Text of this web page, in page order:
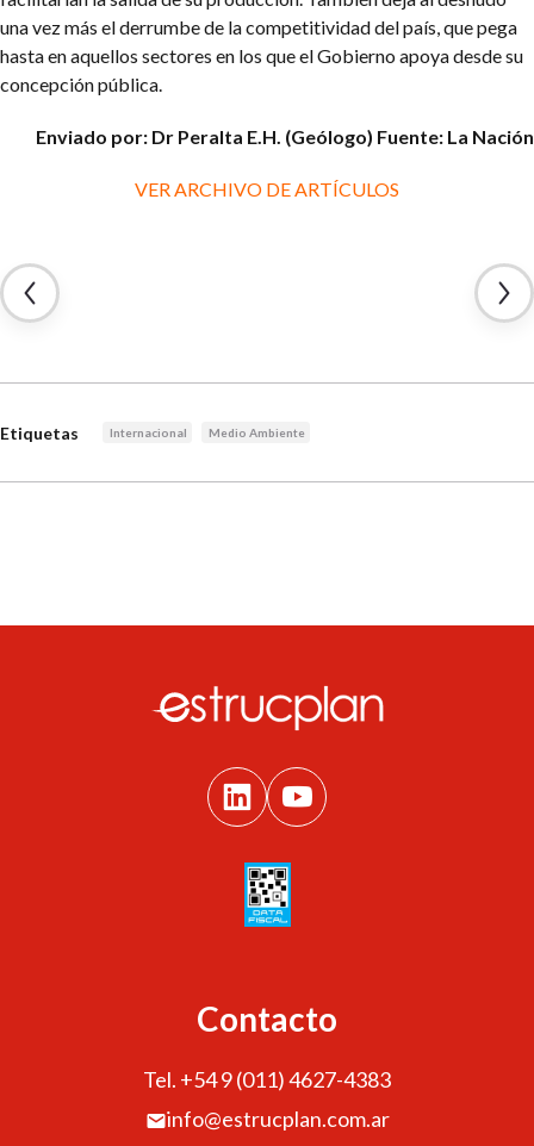
una vez más el derrumbe de la competitividad del país, que pega
hasta en aquellos sectores en los que el Gobierno apoya desde su
concepción pública.
Enviado por: Dr Peralta E.H. (Geólogo) Fuente: La Nación
VER ARCHIVO DE ARTÍCULOS
Etiquetas Internacional Medio Ambiente
Contacto
Tel. +54 9 (011) 4627-4383
info@estrucplan.com.ar